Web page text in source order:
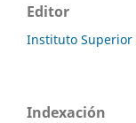
Editor
Instituto Superior
Indexación